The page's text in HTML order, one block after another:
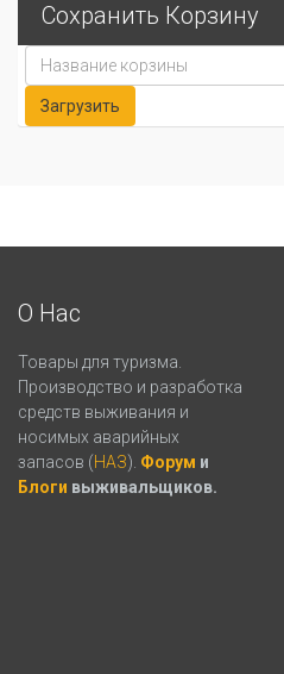
Сохранить Корзину
О Нас
Товары для туризма.
Производство и разработка
средств выживания и
носимых аварийных
запасов (НАЗ). Форум и
Блоги выживальщиков.